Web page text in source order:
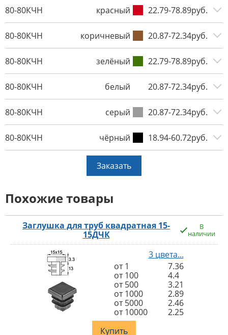
80-80КЧН красный 22.79-78.89руб.
80-80КЧН коричневый 20.87-72.34руб.
80-80КЧН зелёный 22.79-78.89руб.
80-80КЧН белый 20.87-72.34руб.
80-80КЧН серый 20.87-72.34руб.
80-80КЧН чёрный 18.94-60.72руб.
Заказать
Похожие товары
Заглушка для труб квадратная 15-
15ДЧК
В
наличии
3 цвета...
от 1
7.36
от 100
4.4
от 500
3.21
от 1000
2.89
от 5000
2.46
от 10000
2.25
Купить